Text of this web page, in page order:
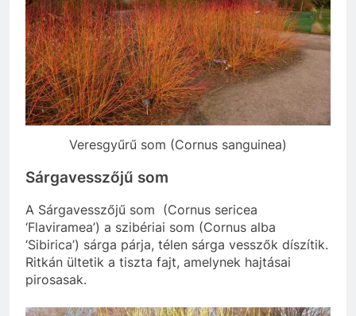
Veresgyűrű som (Cornus sanguinea)
Sárgavesszőjű som
A Sárgavesszőjű som (Cornus sericea
‘Flaviramea’) a szibériai som (Cornus alba
‘Sibirica’) sárga párja, télen sárga vesszők díszítik.
Ritkán ültetik a tiszta fajt, amelynek hajtásai
pirosasak.